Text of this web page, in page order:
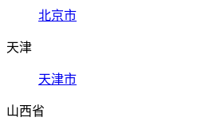
北京市
天津
天津市
山西省